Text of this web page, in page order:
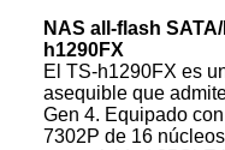
NAS all-flash
h1290FX
El TS-h1290FX es
asequible que
Gen 4. Equipado
7302P de 16